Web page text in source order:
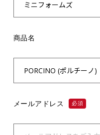
商品名
メールアドレス 必須